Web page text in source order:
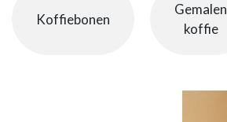
Koffiebonen
Gemalen
koffie